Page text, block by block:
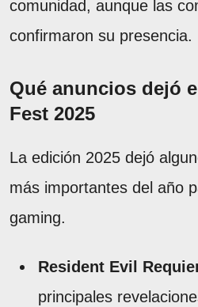
comunidad, aunque las
confirmaron su presencia.
Qué anuncios dejó
Fest 2025
La edición 2025 dejó
más importantes del año
gaming.
Resident Evil
principales